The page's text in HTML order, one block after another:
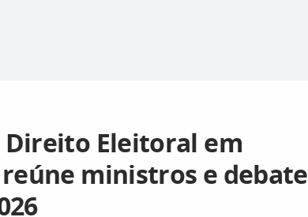
Direito Eleitoral em
ministros e debate